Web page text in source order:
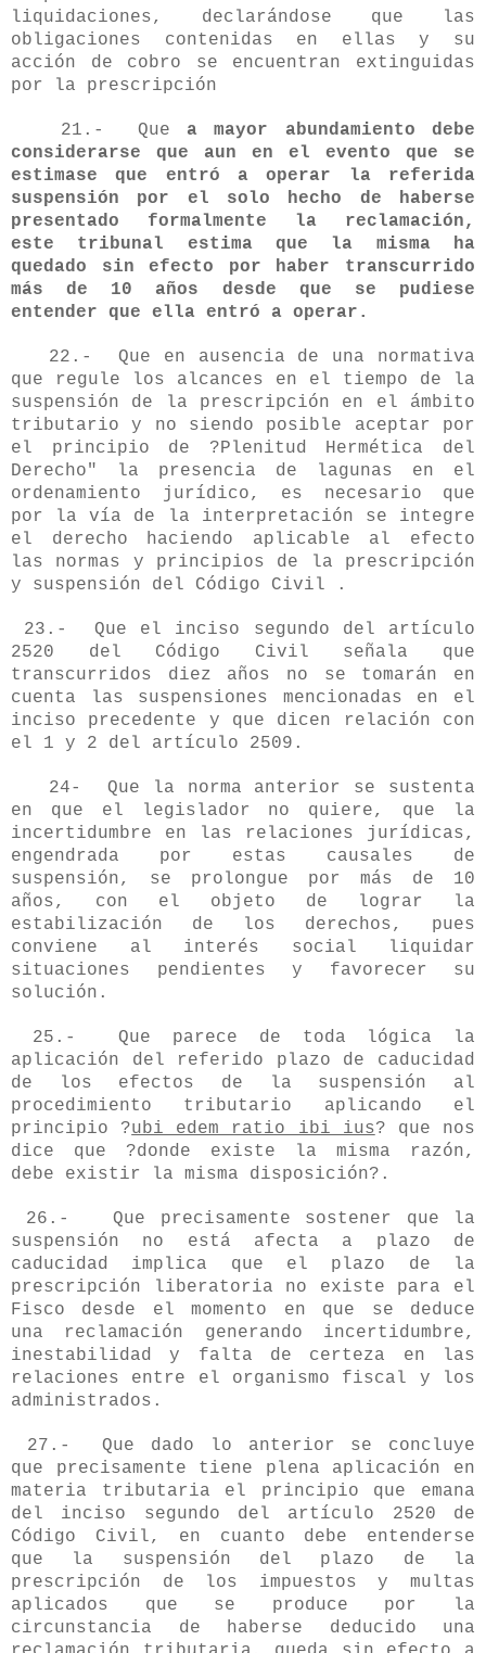
liquidaciones, declarándose que las
obligaciones contenidas en ellas y su
acción de cobro se encuentran extinguidas
por la prescripción
21.- Que a mayor abundamiento debe
considerarse que aun en el evento que se
estimase que entró a operar la referida
suspensión por el solo hecho de haberse
presentado formalmente la reclamación,
este tribunal estima que la misma ha
quedado sin efecto por haber transcurrido
más de 10 años desde que se pudiese
entender que ella entró a operar.
22.- Que en ausencia de una normativa
que regule los alcances en el tiempo de la
suspensión de la prescripción en el ámbito
tributario y no siendo posible aceptar por
el principio de ?Plenitud Hermética del
Derecho" la presencia de lagunas en el
ordenamiento jurídico, es necesario que
por la vía de la interpretación se integre
el derecho haciendo aplicable al efecto
las normas y principios de la prescripción
y suspensión del Código Civil .
23.- Que el inciso segundo del artículo
2520 del Código Civil señala que
transcurridos diez años no se tomarán en
cuenta las suspensiones mencionadas en el
inciso precedente y que dicen relación con
el 1 y 2 del artículo 2509.
24- Que la norma anterior se sustenta
en que el legislador no quiere, que la
incertidumbre en las relaciones jurídicas,
engendrada por estas causales de
suspensión, se prolongue por más de 10
años, con el objeto de lograr la
estabilización de los derechos, pues
conviene al interés social liquidar
situaciones pendientes y favorecer su
solución.
25.- Que parece de toda lógica la
aplicación del referido plazo de caducidad
de los efectos de la suspensión al
procedimiento tributario aplicando el
principio ?ubi edem ratio ibi ius? que nos
dice que ?donde existe la misma razón,
debe existir la misma disposición?.
26.- Que precisamente sostener que la
suspensión no está afecta a plazo de
caducidad implica que el plazo de la
prescripción liberatoria no existe para el
Fisco desde el momento en que se deduce
una reclamación generando incertidumbre,
inestabilidad y falta de certeza en las
relaciones entre el organismo fiscal y los
administrados.
27.- Que dado lo anterior se concluye
que precisamente tiene plena aplicación en
materia tributaria el principio que emana
del inciso segundo del artículo 2520 de
Código Civil, en cuanto debe entenderse
que la suspensión del plazo de la
prescripción de los impuestos y multas
aplicados que se produce por la
circunstancia de haberse deducido una